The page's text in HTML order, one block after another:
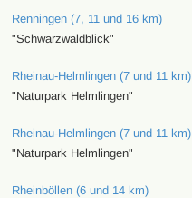
Renningen (7, 11 und 16 km)
"Schwarzwaldblick"
Rheinau-Helmlingen (7 und 11 km)
"Naturpark Helmlingen"
Rheinau-Helmlingen (7 und 11 km)
"Naturpark Helmlingen"
Rheinböllen (6 und 14 km)